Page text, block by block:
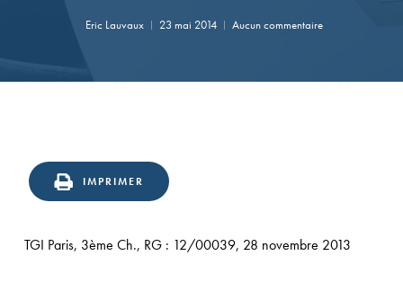
Eric Lauvaux 23 mai 2014 Aucun commentaire
IMPRIMER
TGI Paris, 3ème Ch., RG : 12/00039, 28 novembre 2013